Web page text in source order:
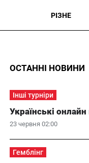
РІЗНЕ
ОСТАННІ НОВИНИ
Інші турніри
23 червня 02:00
Українські
Гемблінг